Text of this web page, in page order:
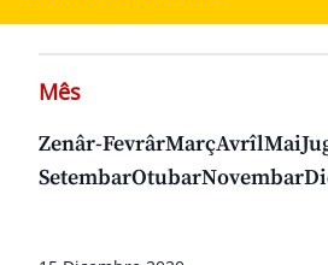
Mês
Zenâr-FevrârMarçAvrîlMai
SetembarOtubarNovembar